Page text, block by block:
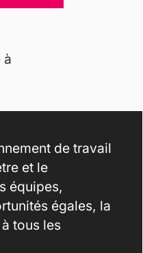
à
de travail
et le
équipes,
égales, la
tous les